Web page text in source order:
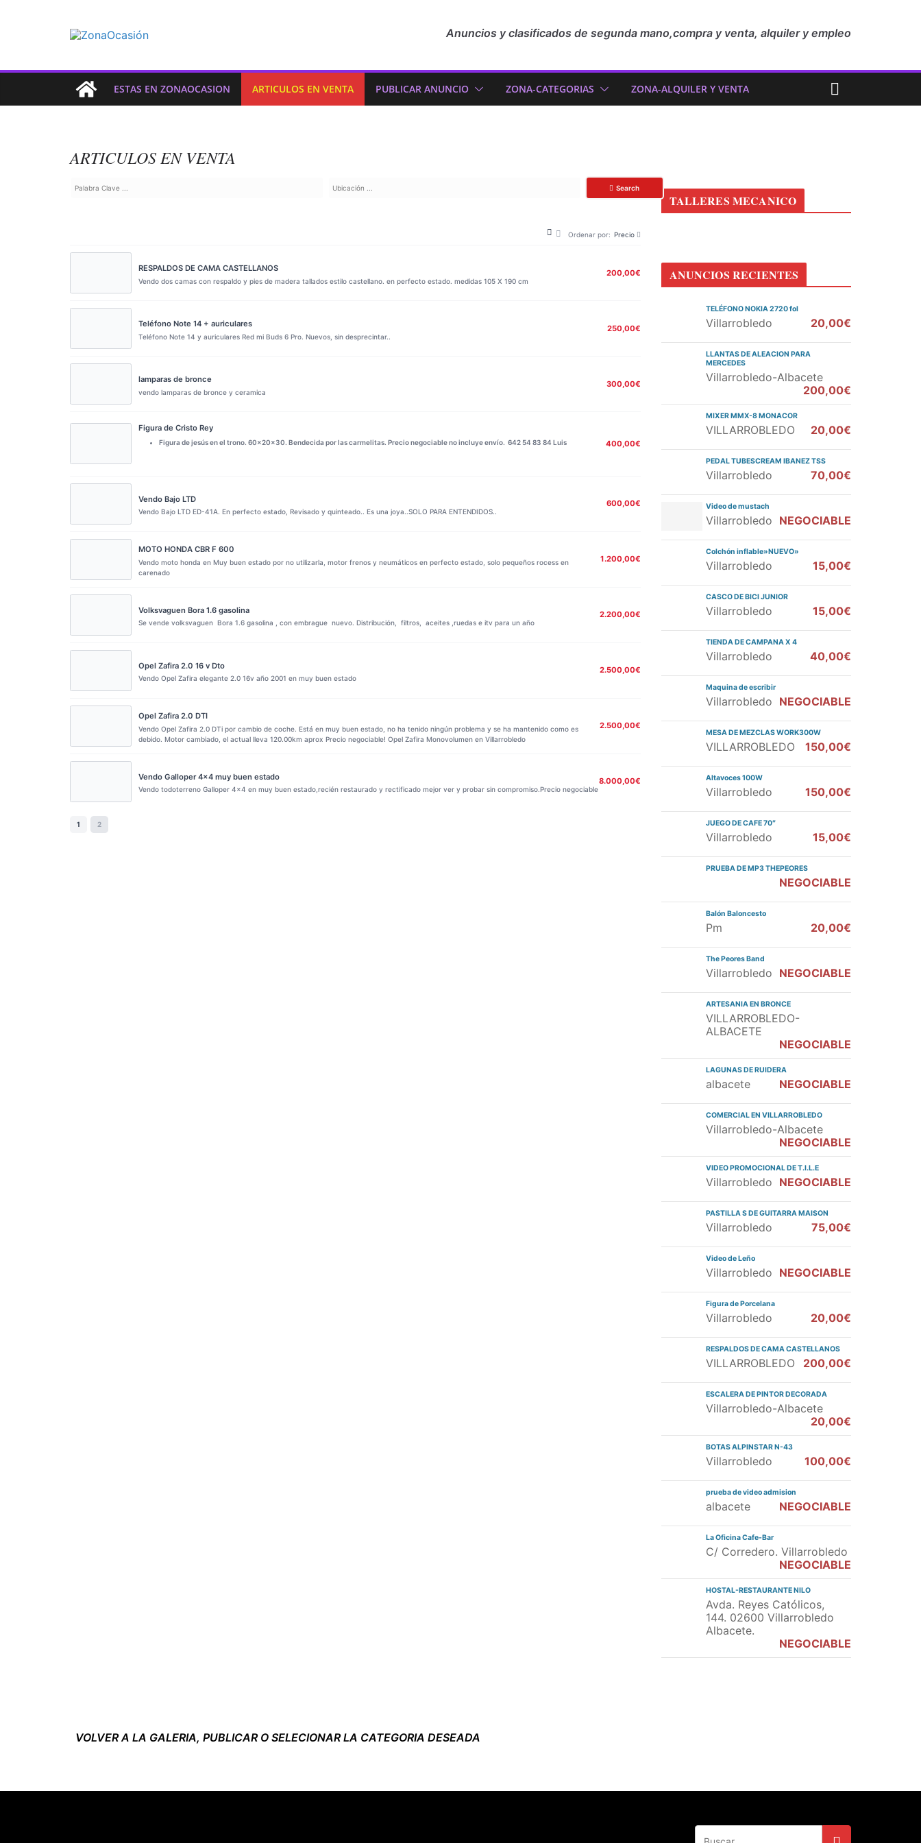
Anuncios y clasificados de segunda mano,compra y venta, alquiler y empleo
ESTAS EN ZONAOCASION ARTICULOS EN VENTA PUBLICAR ANUNCIO ZONA-CATEGORIAS ZONA-ALQUILER Y VENTA
ARTICULOS EN VENTA
Search
Ordenar por: Precio
RESPALDOS DE CAMA CASTELLANOS
Vendo dos camas con respaldo y pies de madera tallados estilo castellano. en perfecto estado. medidas 105 X 190 cm
200,00€
Teléfono Note 14 + auriculares
Teléfono Note 14 y auriculares Red mi Buds 6 Pro. Nuevos, sin desprecintar..
250,00€
lamparas de bronce
vendo lamparas de bronce y ceramica
300,00€
Figura de Cristo Rey
Figura de jesús en el trono. 60x20x30. Bendecida por las carmelitas. Precio negociable no incluye envío. 642 54 83 84 Luis 400,00€
Vendo Bajo LTD
Vendo Bajo LTD ED-41A. En perfecto estado, Revisado y quinteado.. Es una joya..SOLO PARA ENTENDIDOS..
600,00€
MOTO HONDA CBR F 600
Vendo moto honda en Muy buen estado por no utilizarla, motor frenos y neumáticos en perfecto estado, solo pequeños rocess en
carenado
1.200,00€
Volksvaguen Bora 1.6 gasolina
Se vende volksvaguen Bora 1.6 gasolina , con embrague nuevo. Distribución, filtros, aceites ,ruedas e itv para un año
2.200,00€
Opel Zafira 2.0 16 v Dto
Vendo Opel Zafira elegante 2.0 16v año 2001 en muy buen estado
2.500,00€
Opel Zafira 2.0 DTI
Vendo Opel Zafira 2.0 DTi por cambio de coche. Está en muy buen estado, no ha tenido ningún problema y se ha mantenido como es
debido. Motor cambiado, el actual lleva 120.00km aprox Precio negociable! Opel Zafira Monovolumen en Villarrobledo
2.500,00€
Vendo Galloper 4×4 muy buen estado
Vendo todoterreno Galloper 4×4 en muy buen estado,recién restaurado y rectificado mejor ver y probar sin compromiso.Precio negociable
8.000,00€
1 2
TALLERES MECANICO
ANUNCIOS RECIENTES
TELÉFONO NOKIA 2720 fol
Villarrobledo 20,00€
LLANTAS DE ALEACION PARA
MERCEDES
Villarrobledo-Albacete
200,00€
MIXER MMX-8 MONACOR
VILLARROBLEDO 20,00€
PEDAL TUBESCREAM IBANEZ TSS
Villarrobledo 70,00€
Video de mustach
Villarrobledo NEGOCIABLE
Colchón inflable»NUEVO»
Villarrobledo 15,00€
CASCO DE BICI JUNIOR
Villarrobledo 15,00€
TIENDA DE CAMPANA X 4
Villarrobledo 40,00€
Maquina de escribir
Villarrobledo NEGOCIABLE
MESA DE MEZCLAS WORK300W
VILLARROBLEDO 150,00€
Altavoces 100W
Villarrobledo 150,00€
JUEGO DE CAFE 70″
Villarrobledo 15,00€
PRUEBA DE MP3 THEPEORES
NEGOCIABLE
Balón Baloncesto
Pm 20,00€
The Peores Band
Villarrobledo NEGOCIABLE
ARTESANIA EN BRONCE
VILLARROBLEDO-
ALBACETE
NEGOCIABLE
LAGUNAS DE RUIDERA
albacete NEGOCIABLE
COMERCIAL EN VILLARROBLEDO
Villarrobledo-Albacete
NEGOCIABLE
VIDEO PROMOCIONAL DE T.I.L.E
Villarrobledo NEGOCIABLE
PASTILLA S DE GUITARRA MAISON
Villarrobledo 75,00€
Video de Leño
Villarrobledo NEGOCIABLE
Figura de Porcelana
Villarrobledo 20,00€
RESPALDOS DE CAMA CASTELLANOS
VILLARROBLEDO 200,00€
ESCALERA DE PINTOR DECORADA
Villarrobledo-Albacete
20,00€
BOTAS ALPINSTAR N-43
Villarrobledo 100,00€
prueba de video admision
albacete NEGOCIABLE
La Oficina Cafe-Bar
C/ Corredero. Villarrobledo
NEGOCIABLE
HOSTAL-RESTAURANTE NILO
Avda. Reyes Católicos,
144. 02600 Villarrobledo
Albacete.
NEGOCIABLE
VOLVER A LA GALERIA, PUBLICAR O SELECIONAR LA CATEGORIA DESEADA